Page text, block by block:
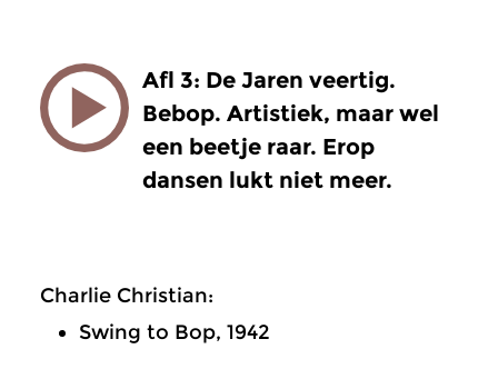
Afl 3: De Jaren veertig.
Bebop. Artistiek, maar wel
een beetje raar. Erop
dansen lukt niet meer.
Charlie Christian:
Swing to Bop, 1942